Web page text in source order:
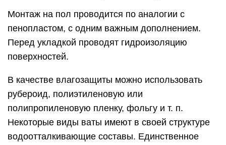
Монтаж на пол проводится по аналогии с
пенопластом, с одним важным дополнением.
Перед укладкой проводят гидроизоляцию
поверхностей.
В качестве влагозащиты можно использовать
рубероид, полиэтиленовую или
полипропиленовую пленку, фольгу и т. п.
Некоторые виды ваты имеют в своей структуре
водоотталкивающие составы. Единственное